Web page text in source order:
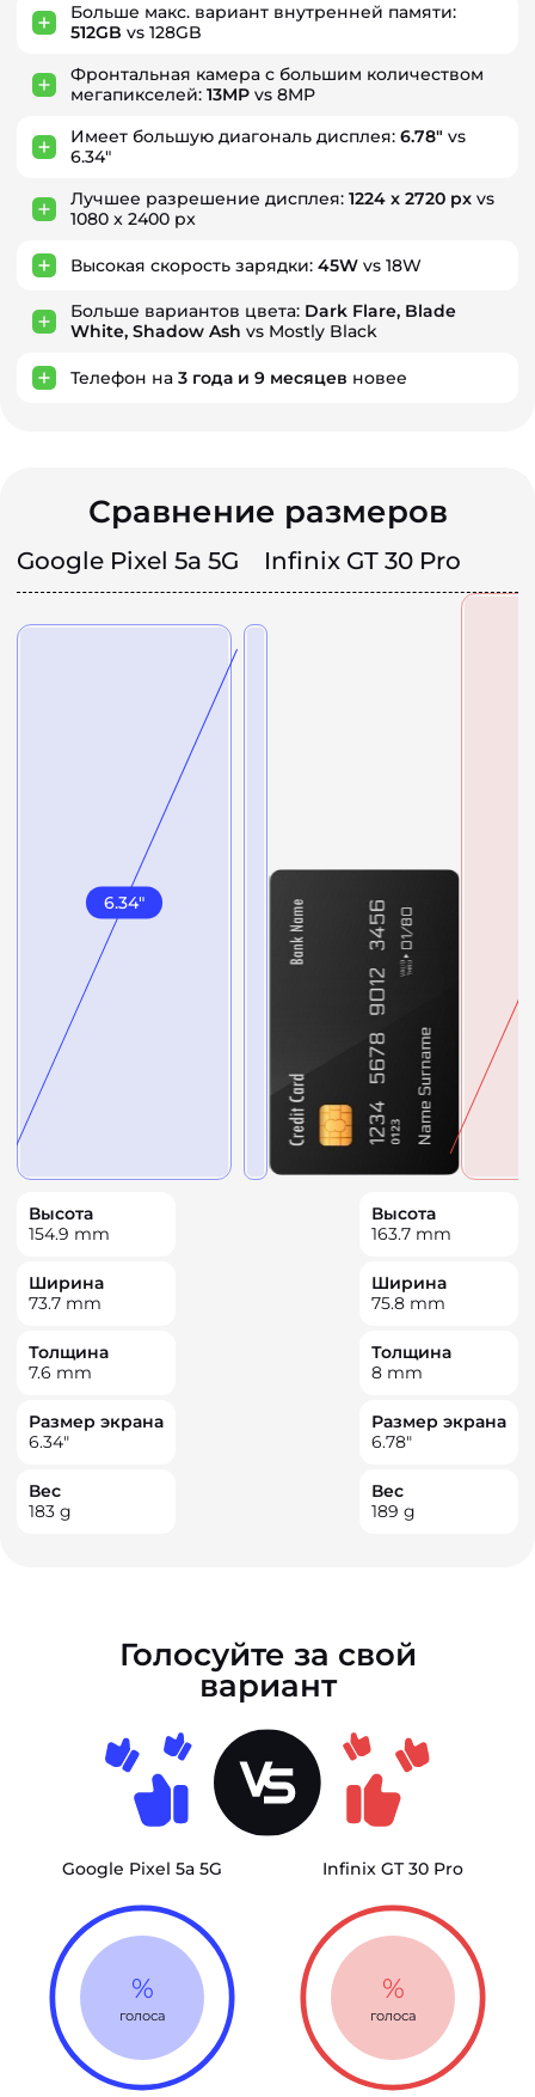
Больше макс. вариант внутренней памяти:
512GB vs 128GB
Фронтальная камера с большим количеством
мегапикселей: 13MP vs 8MP
Имеет большую диагональ дисплея: 6.78" vs
6.34"
Лучшее разрешение дисплея: 1224 x 2720 px vs
1080 x 2400 px
Высокая скорость зарядки: 45W vs 18W
Больше вариантов цвета: Dark Flare, Blade
White, Shadow Ash vs Mostly Black
Телефон на 3 года и 9 месяцев новее
Сравнение размеров
Google Pixel 5a 5G Infinix GT 30 Pro
6.34"
Высота
154.9 mm
Ширина
73.7 mm
Толщина
7.6 mm
Размер экрана
6.34"
Вес
183 g
Высота
163.7 mm
Ширина
75.8 mm
Толщина
8 mm
Размер экрана
6.78"
Вес
189 g
Голосуйте за свой
вариант
Google Pixel 5a 5G
%
голоса
Infinix GT 30 Pro
%
голоса